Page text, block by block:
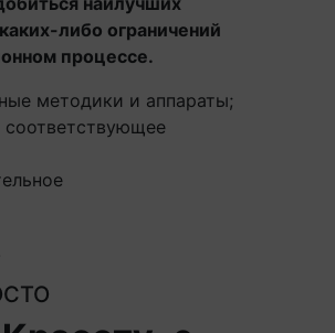
либо ограничений
процессе.
методики и аппараты;
соответствующее